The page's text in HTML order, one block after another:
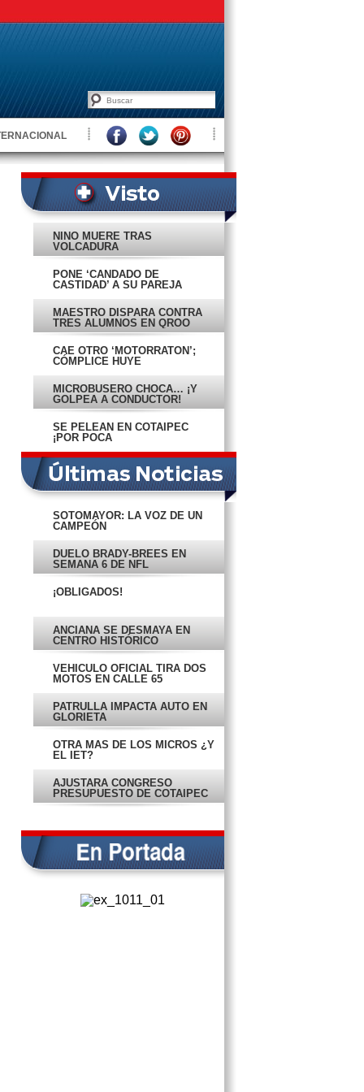
NIÑO MUERE TRAS
VOLCADURA
PONE ‘CANDADO DE
CASTIDAD’ A SU PAREJA
MAESTRO DISPARA CONTRA
TRES ALUMNOS EN QROO
CAE OTRO ‘MOTORRATÓN’;
CÓMPLICE HUYE
MICROBUSERO CHOCA… ¡Y
GOLPEA A CONDUCTOR!
SE PELEAN EN COTAIPEC
¡POR POCA
SOTOMAYOR: LA VOZ DE UN
CAMPEÓN
DUELO BRADY-BREES EN
SEMANA 6 DE NFL
¡OBLIGADOS!
ANCIANA SE DESMAYA EN
CENTRO HISTÓRICO
VEHÍCULO OFICIAL TIRA DOS
MOTOS EN CALLE 65
PATRULLA IMPACTA AUTO EN
GLORIETA
OTRA MÁS DE LOS MICROS ¿Y
EL IET?
AJUSTARÁ CONGRESO
PRESUPUESTO DE COTAIPEC
EN LOS NIÑOS
IMPIDEN VENTA DE MAÍZ
TRANSGÉNICO
LICITARÁN SEGUNDA ETAPA DE
MURALLAS